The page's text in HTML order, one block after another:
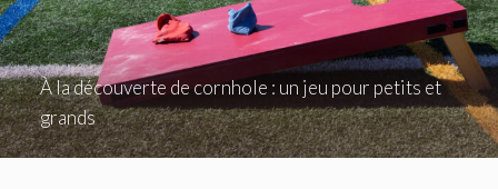
À la découverte de cornhole : un jeu pour petits et
grands